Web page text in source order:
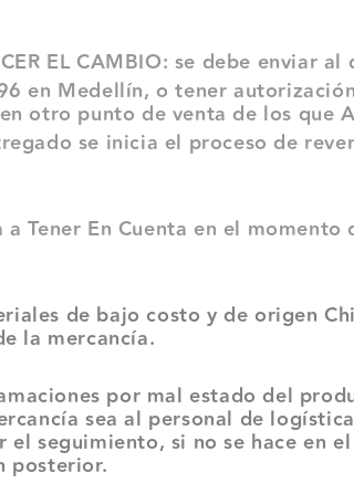
EL CAMBIO: se debe enviar
en Medellín, o tener
otro punto de venta de los que
se inicia el proceso de
a Tener En Cuenta en el
de bajo costo y de origen
la mercancía.
por mal estado del
sea al personal de
el seguimiento, si no se hace en
posterior.